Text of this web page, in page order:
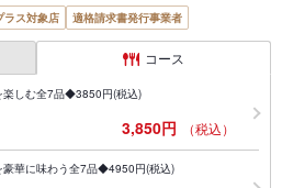
ラス対象店 適格請求書発行事業者
コース
楽しむ全7品◆3850円(税込)
3,850円 （税込）
豪華に味わう全7品◆4950円(税込)